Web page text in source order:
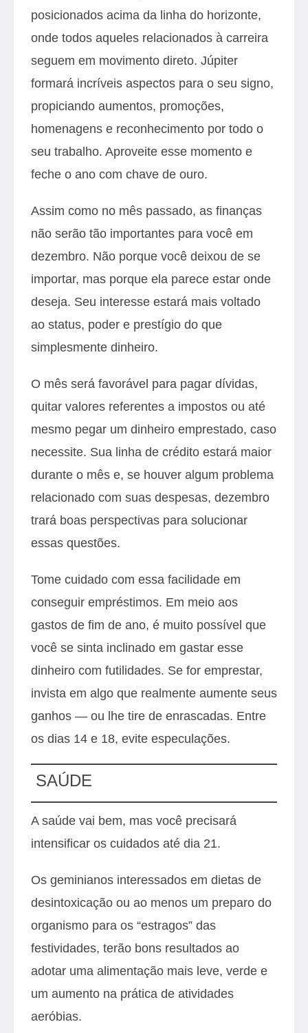
posicionados acima da linha do horizonte,
onde todos aqueles relacionados à carreira
seguem em movimento direto. Júpiter
formará incríveis aspectos para o seu signo,
propiciando aumentos, promoções,
homenagens e reconhecimento por todo o
seu trabalho. Aproveite esse momento e
feche o ano com chave de ouro.
Assim como no mês passado, as finanças
não serão tão importantes para você em
dezembro. Não porque você deixou de se
importar, mas porque ela parece estar onde
deseja. Seu interesse estará mais voltado
ao status, poder e prestígio do que
simplesmente dinheiro.
O mês será favorável para pagar dívidas,
quitar valores referentes a impostos ou até
mesmo pegar um dinheiro emprestado, caso
necessite. Sua linha de crédito estará maior
durante o mês e, se houver algum problema
relacionado com suas despesas, dezembro
trará boas perspectivas para solucionar
essas questões.
Tome cuidado com essa facilidade em
conseguir empréstimos. Em meio aos
gastos de fim de ano, é muito possível que
você se sinta inclinado em gastar esse
dinheiro com futilidades. Se for emprestar,
invista em algo que realmente aumente seus
ganhos — ou lhe tire de enrascadas. Entre
os dias 14 e 18, evite especulações.
SAÚDE
A saúde vai bem, mas você precisará
intensificar os cuidados até dia 21.
Os geminianos interessados em dietas de
desintoxicação ou ao menos um preparo do
organismo para os “estragos” das
festividades, terão bons resultados ao
adotar uma alimentação mais leve, verde e
um aumento na prática de atividades
aeróbias.